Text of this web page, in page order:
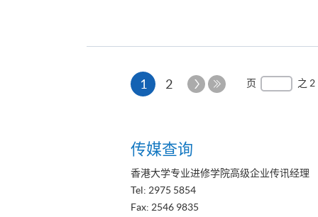
1 本
2
下
页 之 2
传媒查询
香港大学专业进修学院高级企业传讯经理
Tel: 2975 5854
Fax: 2546 9835